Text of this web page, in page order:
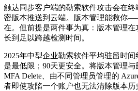
触达同步客户端的勒索软件攻击会在
密版本推送到云端。版本管理能救你
在。但前提是两件事为真：版本管理
长到足以跨越检测时间。
2025年中型企业勒索软件平均驻留时
是最低限；90天更安全。将版本管理与
MFA Delete、由不同管理员管理的
者即使攻陷一个账户也无法清除版本